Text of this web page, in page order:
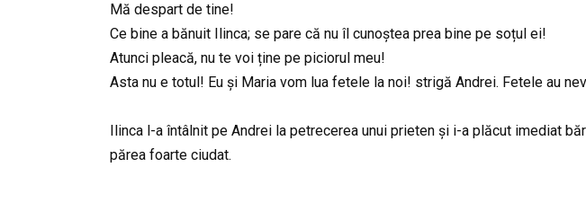
Mă despart de tine!
Ce bine a bănuit Ilinca; se pare că nu îl cunoștea prea bine pe soțul ei!
Atunci pleacă, nu te voi ține pe piciorul meu!
Asta nu e totul! Eu și Maria vom lua fetele la noi! strigă Andrei. Fetele au
Ilinca l-a întâlnit pe Andrei la petrecerea unui prieten și i-a plăcut imediat
părea foarte ciudat.